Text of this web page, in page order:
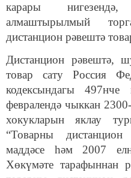
карары
алмаштырылмый
дистанцион рәвештә
Дистанцион рәвештә,
товар сату Россия
кодексындагы
февралендә чыккан
хокукларын яклау
“Товарны
маддәсе һәм 2007
Хөкүмәте тарафыннан